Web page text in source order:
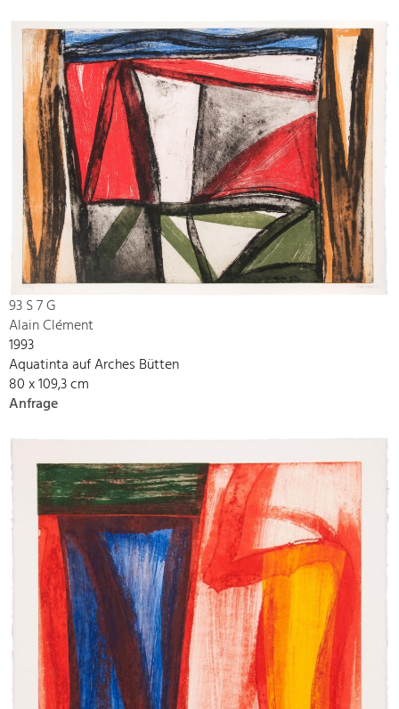
93 S 7 G
Alain Clément
1993
Aquatinta auf Arches Bütten
80 x 109,3 cm
Anfrage